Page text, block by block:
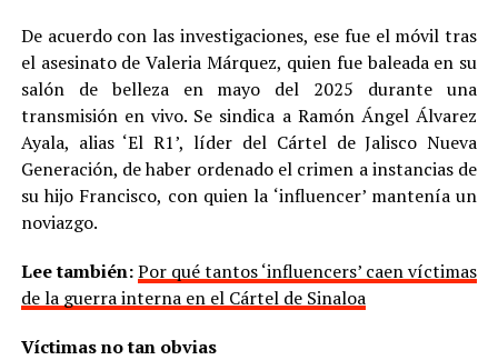
De acuerdo con las investigaciones, ese fue el móvil tras
el asesinato de Valeria Márquez, quien fue baleada en su
salón de belleza en mayo del 2025 durante una
transmisión en vivo. Se sindica a Ramón Ángel Álvarez
Ayala, alias ‘El R1’, líder del Cártel de Jalisco Nueva
Generación, de haber ordenado el crimen a instancias de
su hijo Francisco, con quien la ‘influencer’ mantenía un
noviazgo.
Lee también:Por qué tantos ‘influencers’ caen víctimas
de la guerra interna en el Cártel de Sinaloa
Víctimas no tan obvias